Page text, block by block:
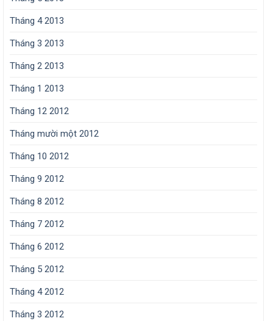
Tháng 4 2013
Tháng 3 2013
Tháng 2 2013
Tháng 1 2013
Tháng 12 2012
Tháng mười một 2012
Tháng 10 2012
Tháng 9 2012
Tháng 8 2012
Tháng 7 2012
Tháng 6 2012
Tháng 5 2012
Tháng 4 2012
Tháng 3 2012